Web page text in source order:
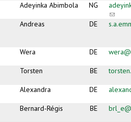
Adeyinka Abimbola NG
(link
sends
Andreas DE
Wera DE
Torsten BE
Alexandra DE
Bernard-Régis BE